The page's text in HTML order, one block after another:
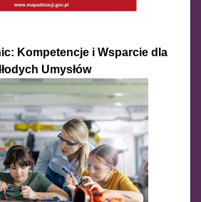
Kompetencje i Wsparcie dla
Umysłów